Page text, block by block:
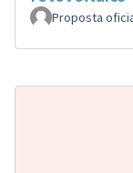
Proposta